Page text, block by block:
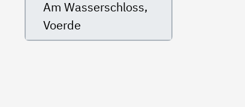
Am Wasserschloss,
Voerde